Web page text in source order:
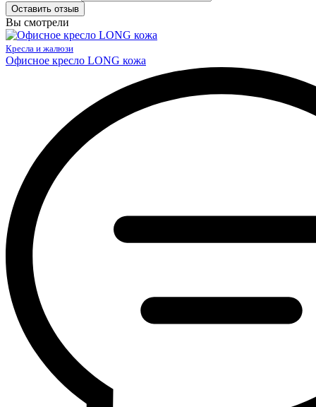
Оставить отзыв
Вы смотрели
Кресла и жалюзи
Офисное кресло LONG кожа